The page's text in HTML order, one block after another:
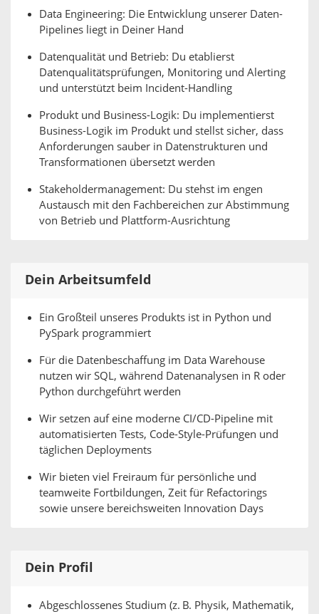
Data Engineering: Die Entwicklung unserer Daten-
Pipelines liegt in Deiner Hand
Datenqualität und Betrieb: Du etablierst
Datenqualitätsprüfungen, Monitoring und Alerting
und unterstützt beim Incident-Handling
Produkt und Business-Logik: Du implementierst
Business-Logik im Produkt und stellst sicher, dass
Anforderungen sauber in Datenstrukturen und
Transformationen übersetzt werden
Stakeholdermanagement: Du stehst im engen
Austausch mit den Fachbereichen zur Abstimmung
von Betrieb und Plattform-Ausrichtung
Dein Arbeitsumfeld
Ein Großteil unseres Produkts ist in Python und
PySpark programmiert
Für die Datenbeschaffung im Data Warehouse
nutzen wir SQL, während Datenanalysen in R oder
Python durchgeführt werden
Wir setzen auf eine moderne CI/CD-Pipeline mit
automatisierten Tests, Code-Style-Prüfungen und
täglichen Deployments
Wir bieten viel Freiraum für persönliche und
teamweite Fortbildungen, Zeit für Refactorings
sowie unsere bereichsweiten Innovation Days
Dein Profil
Abgeschlossenes Studium (z. B. Physik, Mathematik,